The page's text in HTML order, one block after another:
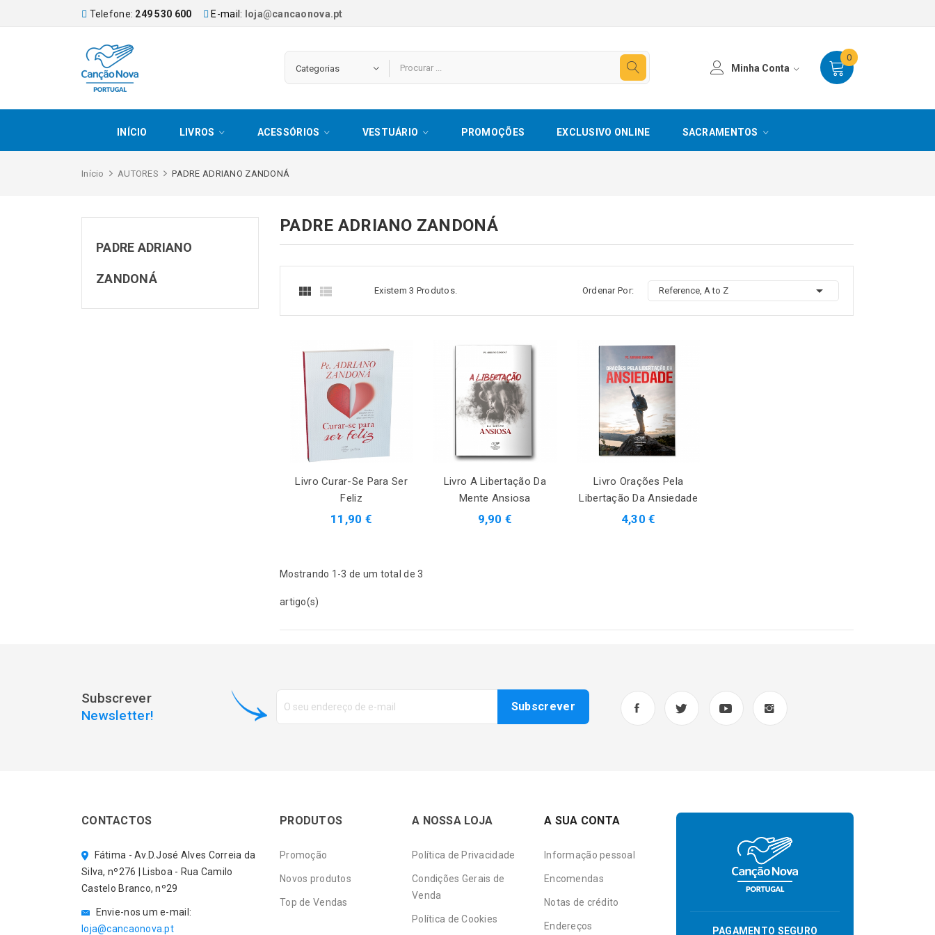
Telefone: 249 530 600 E-mail: loja@cancaonova.pt
0
Minha Conta
INÍCIO LIVROS ACESSÓRIOS VESTUÁRIO PROMOÇÕES EXCLUSIVO ONLINE SACRAMENTOS
Início AUTORES PADRE ADRIANO ZANDONÁ
PADRE ADRIANO
ZANDONÁ
PADRE ADRIANO ZANDONÁ
  Existem 3 Produtos. Ordenar Por: Reference, A to Z 
Livro Curar-Se Para Ser
Feliz
11,90 €
Livro A Libertação Da
Mente Ansiosa
9,90 €
Livro Orações Pela
Libertação Da Ansiedade
4,30 €
Mostrando 1-3 de um total de 3
artigo(s)
Subscrever
Newsletter!
CONTACTOS
Fátima - Av.D.José Alves Correia da
Silva, nº276 | Lisboa - Rua Camilo
Castelo Branco, nº29
Envie-nos um e-mail:
loja@cancaonova.pt
PRODUTOS
Promoção
Novos produtos
Top de Vendas
A NOSSA LOJA
Política de Privacidade
Condições Gerais de
Venda
Política de Cookies
A SUA CONTA
Informação pessoal
Encomendas
Notas de crédito
Endereços PAGAMENTO SEGURO